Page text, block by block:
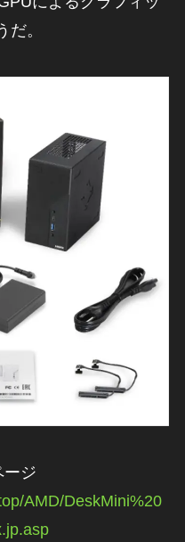
。
ージ
AMD/DeskMini%20